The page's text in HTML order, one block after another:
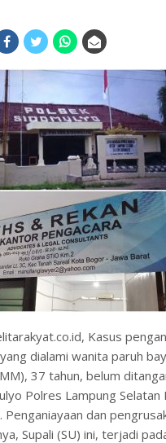
Kasus
dialami wanita paruh
37 tahun, belum
Polres Lampung Selatan
Penganiayaan dan
Supali (SU) ini, terjadi